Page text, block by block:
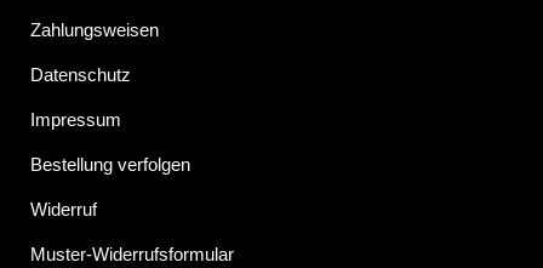
Zahlungsweisen
Datenschutz
Impressum
Bestellung verfolgen
Widerruf
Muster-Widerrufsformular